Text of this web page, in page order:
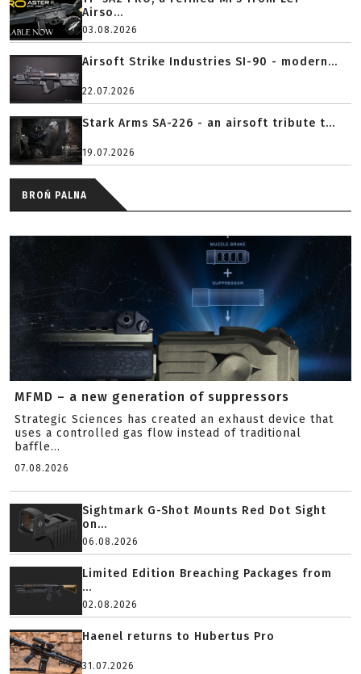
Airso...
03.08.2026
Airsoft Strike Industries SI-90 - modern...
22.07.2026
Stark Arms SA-226 - an airsoft tribute t...
19.07.2026
BROŃ PALNA
MFMD – a new generation of suppressors
Strategic Sciences has created an exhaust device that
uses a controlled gas flow instead of traditional
baffle...
07.08.2026
Sightmark G-Shot Mounts Red Dot Sight
on...
06.08.2026
Limited Edition Breaching Packages from
...
02.08.2026
Haenel returns to Hubertus Pro
31.07.2026